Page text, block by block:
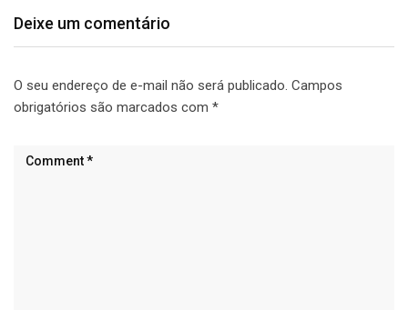
Deixe um comentário
O seu endereço de e-mail não será publicado. Campos
obrigatórios são marcados com *